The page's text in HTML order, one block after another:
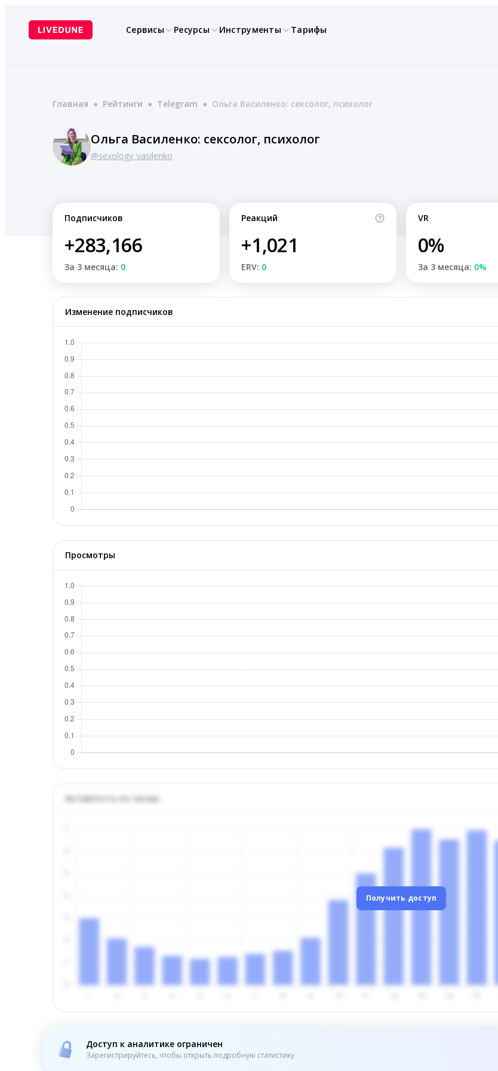
содержимому
Сервисы Ресурсы Инструменты Тарифы
Главная ● Рейтинги ● Telegram ● Ольга Василенко: сексолог, психолог
Ольга Василенко: сексолог, психолог
@sexology_vasilenko
Подписчиков
+283,166
За 3 месяца: 0
Реакций
+1,021
ERV: 0
VR
0%
За 3 месяца: 0%
Изменение подписчиков
Просмотры
Активность по часам
Получить доступ
Доступ к аналитике ограничен
Зарегистрируйтесь, чтобы открыть подробную статистику